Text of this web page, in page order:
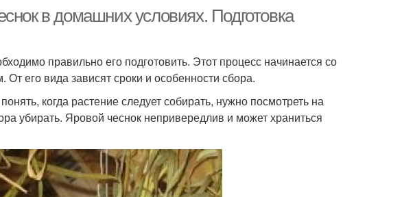
в домашних условиях. Подготовка
правильно его подготовить. Этот процесс начинается со
его вида зависят сроки и особенности сбора.
когда растение следует собирать, нужно посмотреть на
убирать. Яровой чеснок непривередлив и может храниться